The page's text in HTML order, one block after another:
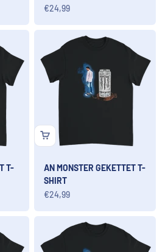
Angebot
€24,99
T-
AN MONSTER GEKETTET T-
SHIRT
Angebot
€24,99